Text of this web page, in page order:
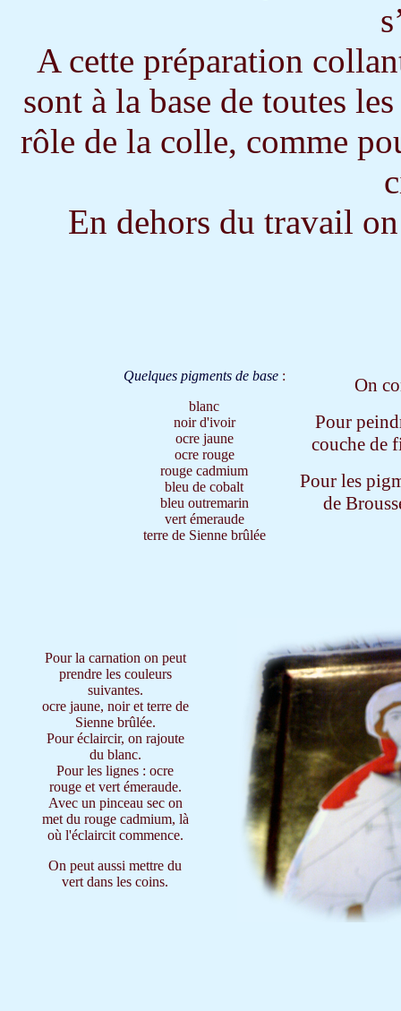
A cette préparation
sont à la base de toutes
rôle de la colle, comme
En dehors du travail
Quelques pigments de base:
blanc
noir d'ivoir
ocre jaune
ocre rouge
rouge cadmium
bleu de cobalt
bleu outremarin
vert émeraude
terre de Sienne brûlée
On
Pour
couche de
Pour les
de
Pour la carnation on peut
prendre les couleurs
suivantes.
ocre jaune, noir et terre de
Sienne brûlée.
Pour éclaircir, on rajoute
du blanc.
Pour les lignes : ocre
rouge et vert émeraude.
Avec un pinceau sec on
met du rouge cadmium, là
où l'éclaircit commence.
On peut aussi mettre du
vert dans les coins.